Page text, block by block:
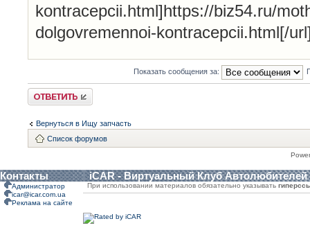
kontracepcii.html]https://biz54.ru/
dolgovremennoi-kontracepcii.html[/
Показать сообщения за:
Ответить
Вернуться в Ищу запчасть
Список форумов
Контакты iCAR - Виртуальный Клуб Автолюбителей
Администратор
icar@icar.com.ua
Реклама на сайте
При использовании материалов обязательно указывать